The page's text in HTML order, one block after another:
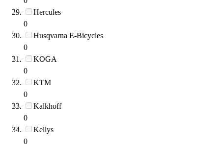
Hercules
0
Husqvarna E-Bicycles
0
KOGA
0
KTM
0
Kalkhoff
0
Kellys
0